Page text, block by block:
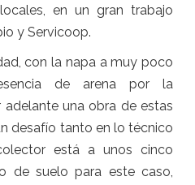
en un gran trabajo
y Servicoop.
con la napa a muy poco
de arena por la
una obra de estas
desafío tanto en lo técnico
está a unos cinco
de suelo para este caso,